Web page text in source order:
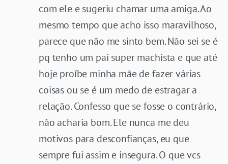
com ele e sugeriu chamar uma amiga. Ao
mesmo tempo que acho isso maravilhoso,
parece que não me sinto bem. Não sei se é
pq tenho um pai super machista e que até
hoje proíbe minha mãe de fazer várias
coisas ou se é um medo de estragar a
relação. Confesso que se fosse o contrário,
não acharia bom. Ele nunca me deu
motivos para desconfianças, eu que
sempre fui assim e insegura. O que vcs